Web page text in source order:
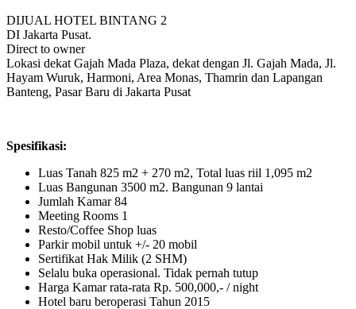
DIJUAL HOTEL BINTANG 2
DI Jakarta Pusat.
Direct to owner
Lokasi dekat Gajah Mada Plaza, dekat dengan Jl. Gajah Mada, Jl.
Hayam Wuruk, Harmoni, Area Monas, Thamrin dan Lapangan
Banteng, Pasar Baru di Jakarta Pusat
Spesifikasi:
Luas Tanah 825 m2 + 270 m2, Total luas riil 1,095 m2
Luas Bangunan 3500 m2. Bangunan 9 lantai
Jumlah Kamar 84
Meeting Rooms 1
Resto/Coffee Shop luas
Parkir mobil untuk +/- 20 mobil
Sertifikat Hak Milik (2 SHM)
Selalu buka operasional. Tidak pernah tutup
Harga Kamar rata-rata Rp. 500,000,- / night
Hotel baru beroperasi Tahun 2015